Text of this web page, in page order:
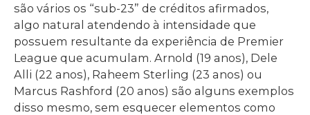
são vários os “sub-23” de créditos afirmados,
algo natural atendendo à intensidade que
possuem resultante da experiência de Premier
League que acumulam. Arnold (19 anos), Dele
Alli (22 anos), Raheem Sterling (23 anos) ou
Marcus Rashford (20 anos) são alguns exemplos
disso mesmo, sem esquecer elementos como